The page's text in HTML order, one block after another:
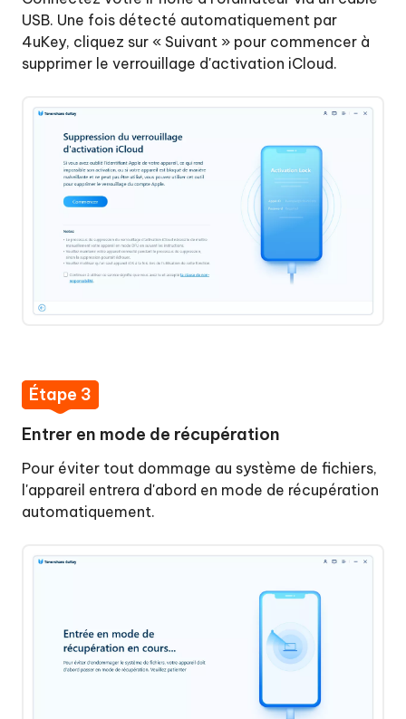
Supprimer
code
Temps
Afficher
USB. Une fois détecté automatiquement par
4uKey, cliquez sur « Suivant » pour commencer à
supprimer le verrouillage d'activation iCloud.
Étape 3
Entrer en mode de récupération
Pour éviter tout dommage au système de fichiers,
l'appareil entrera d'abord en mode de récupération
automatiquement.